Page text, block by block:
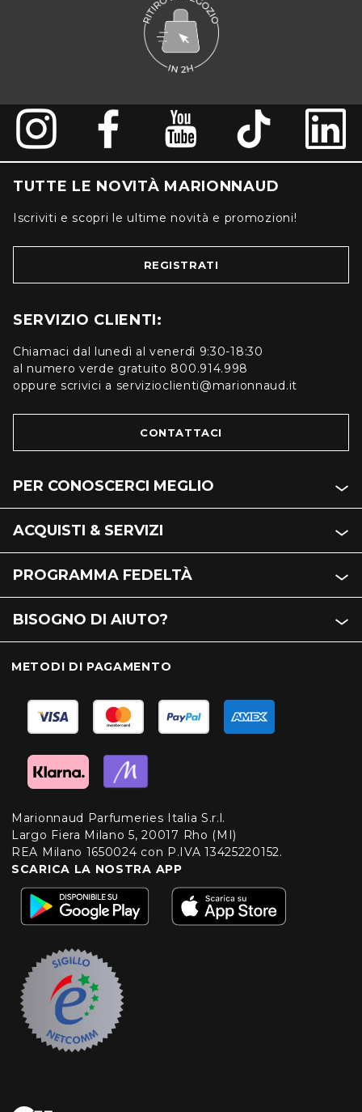
TUTTE LE NOVITÀ MARIONNAUD
Iscriviti e scopri le ultime novità e promozioni!
REGISTRATI
SERVIZIO CLIENTI:
Chiamaci dal lunedì al venerdì 9:30-18:30
al numero verde gratuito 800.914.998
oppure scrivici a servizioclienti@marionnaud.it
CONTATTACI
PER CONOSCERCI MEGLIO
ACQUISTI & SERVIZI
PROGRAMMA FEDELTÀ
BISOGNO DI AIUTO?
METODI DI PAGAMENTO
Marionnaud Parfumeries Italia S.r.l.
Largo Fiera Milano 5, 20017 Rho (MI)
REA Milano 1650024 con P.IVA 13425220152.
SCARICA LA NOSTRA APP